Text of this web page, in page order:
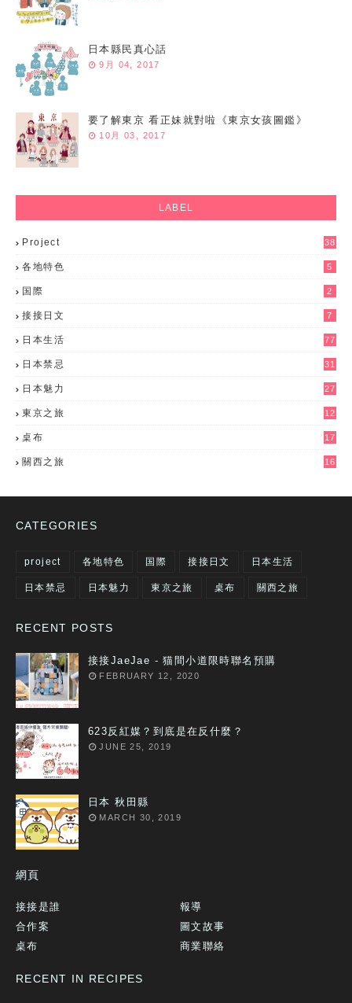
日本縣民真心話
9月 04, 2017
要了解東京 看正妹就對啦《東京女孩圖鑑》
10月 03, 2017
LABEL
Project 38
各地特色 5
国際 2
接接日文 7
日本生活 77
日本禁忌 31
日本魅力 27
東京之旅 12
桌布 17
關西之旅 16
CATEGORIES
project 各地特色 国際 接接日文 日本生活
日本禁忌 日本魅力 東京之旅 桌布 關西之旅
RECENT POSTS
接接JaeJae - 猫間小道限時聯名預購
FEBRUARY 12, 2020
623反紅媒？到底是在反什麼？
JUNE 25, 2019
日本 秋田縣
MARCH 30, 2019
網頁
接接是誰
報導
合作案
圖文故事
桌布
商業聯絡
RECENT IN RECIPES